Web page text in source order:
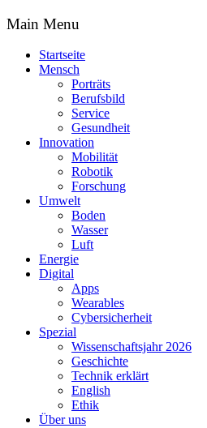
Main Menu
Startseite
Mensch
Porträts
Berufsbild
Service
Gesundheit
Innovation
Mobilität
Robotik
Forschung
Umwelt
Boden
Wasser
Luft
Energie
Digital
Apps
Wearables
Cybersicherheit
Spezial
Wissenschaftsjahr 2026
Geschichte
Technik erklärt
English
Ethik
Über uns